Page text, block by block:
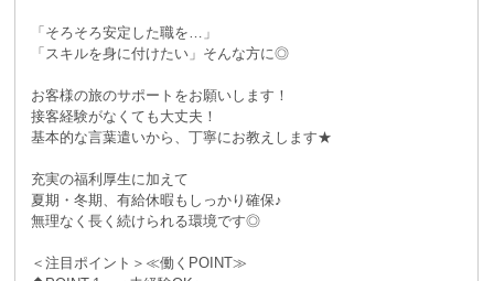
「そろそろ安定した職を…」
「スキルを身に付けたい」そんな方に◎
お客様の旅のサポートをお願いします！
接客経験がなくても大丈夫！
基本的な言葉遣いから、丁寧にお教えします★
充実の福利厚生に加えて
夏期・冬期、有給休暇もしっかり確保♪
無理なく長く続けられる環境です◎
＜注目ポイント＞≪働くPOINT≫